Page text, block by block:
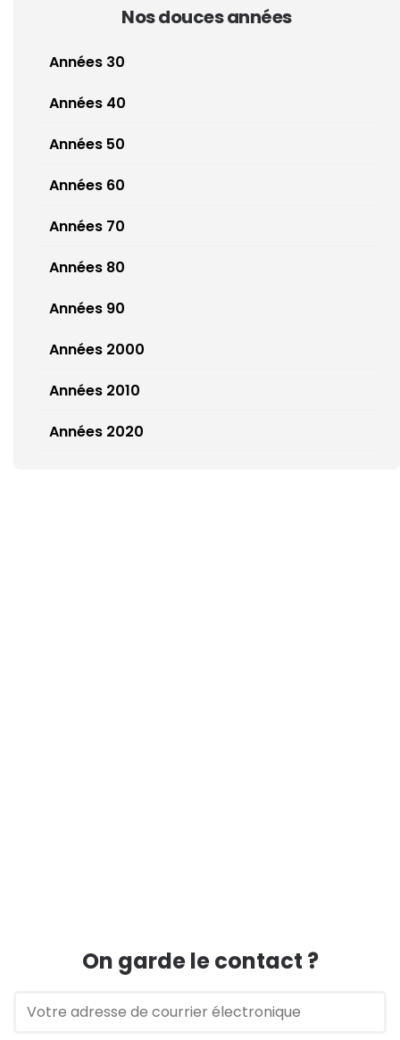
Nos douces années
Années 30
Années 40
Années 50
Années 60
Années 70
Années 80
Années 90
Années 2000
Années 2010
Années 2020
On garde le contact ?